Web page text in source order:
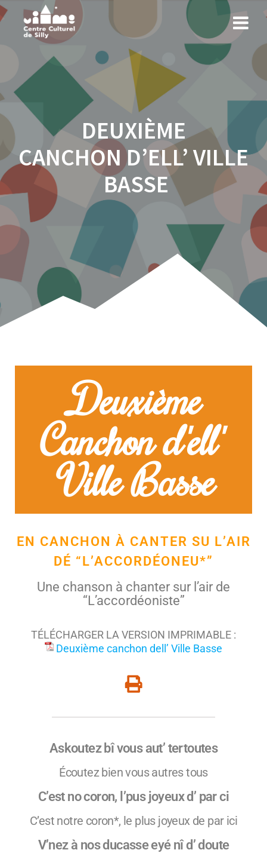
DEUXIÈME
CANCHON D’ELL’ VILLE
BASSE
Deuxième
Canchon d'ell'
Ville Basse
EN CANCHON À CANTER SU L’AIR
DÉ “L’ACCORDÉONEU*”
Une chanson à chanter sur l’air de
“L’accordéoniste”
TÉLÉCHARGER LA VERSION IMPRIMABLE :
Deuxième canchon dell’ Ville Basse
Askoutez bî vous aut’ tertoutes
Écoutez bien vous autres tous
C’est no coron, l’pus joyeux d’ par ci
C’est notre coron*, le plus joyeux de par ici
V’nez à nos ducasse eyé nî d’ doute